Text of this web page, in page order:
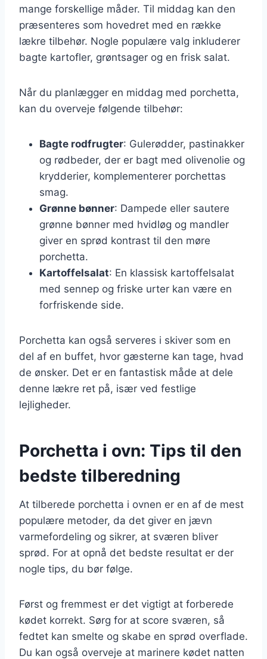
mange forskellige måder. Til middag kan den
præsenteres som hovedret med en række
lækre tilbehør. Nogle populære valg inkluderer
bagte kartofler, grøntsager og en frisk salat.
Når du planlægger en middag med porchetta,
kan du overveje følgende tilbehør:
Bagte rodfrugter: Gulerødder, pastinakker
og rødbeder, der er bagt med olivenolie og
krydderier, komplementerer porchettas
smag.
Grønne bønner: Dampede eller sautere
grønne bønner med hvidløg og mandler
giver en sprød kontrast til den møre
porchetta.
Kartoffelsalat: En klassisk kartoffelsalat
med sennep og friske urter kan være en
forfriskende side.
Porchetta kan også serveres i skiver som en
del af en buffet, hvor gæsterne kan tage, hvad
de ønsker. Det er en fantastisk måde at dele
denne lækre ret på, især ved festlige
lejligheder.
Porchetta i ovn: Tips til den
bedste tilberedning
At tilberede porchetta i ovnen er en af de mest
populære metoder, da det giver en jævn
varmefordeling og sikrer, at sværen bliver
sprød. For at opnå det bedste resultat er der
nogle tips, du bør følge.
Først og fremmest er det vigtigt at forberede
kødet korrekt. Sørg for at score sværen, så
fedtet kan smelte og skabe en sprød overflade.
Du kan også overveje at marinere kødet natten